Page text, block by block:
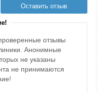
Оставить отзыв
отзывы
Анонимные
не указаны
не принимаются